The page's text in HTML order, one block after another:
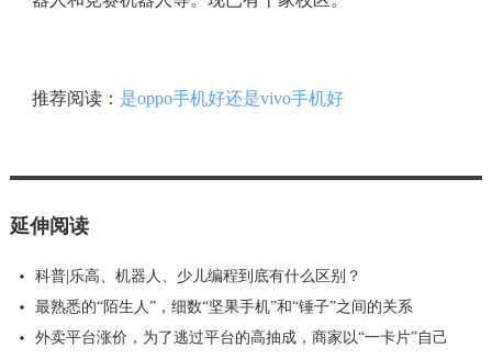
推荐阅读： 是oppo手机好还是vivo手机好
延伸阅读
科普|乐高、机器人、少儿编程到底有什么区别？
最熟悉的“陌生人”，细数“坚果手机”和“锤子”之间的关系
外卖平台涨价，为了逃过平台的高抽成，商家以“一卡片”自己